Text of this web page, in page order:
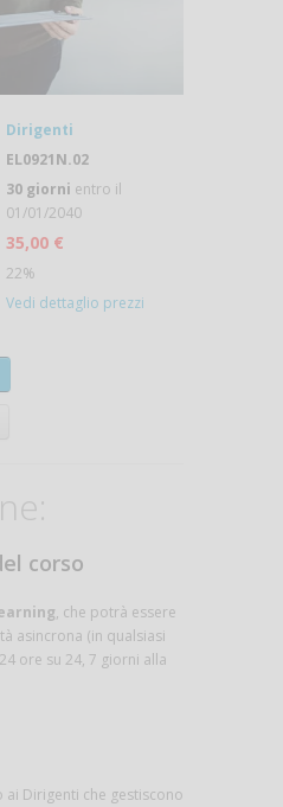
Dirigenti
EL0921N.02
30 giorni entro il
01/01/2040
35,00 €
22%
Vedi dettaglio prezzi
corso
, che potrà essere
asincrona (in qualsiasi
ore su 24, 7 giorni alla
Dirigenti che gestiscono